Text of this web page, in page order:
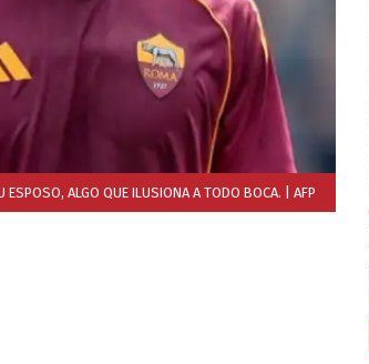
ESPOSO, ALGO QUE ILUSIONA A TODO BOCA. | AFP